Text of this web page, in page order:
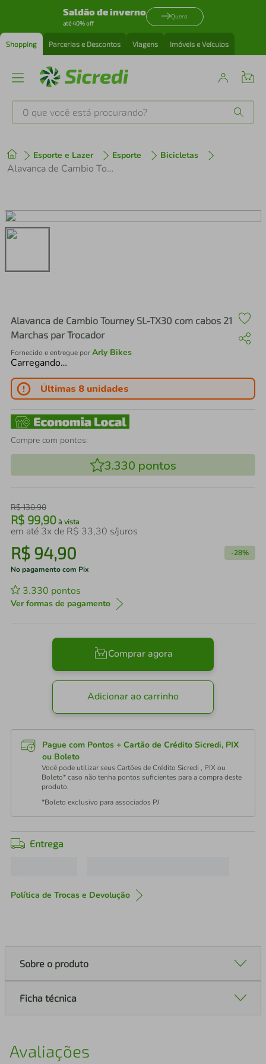
Saldão de inverno
até 40% off
Quero
Shopping Parcerias e Descontos Viagens Imóveis e Veículos
O que você está procurando?
Esporte e Lazer Esporte Bicicletas
Alavanca de Cambio Tourney SL-TX30 com cabos 21 Marchas par Trocador
Alavanca de Cambio Tourney SL-TX30 com cabos 21
Marchas par Trocador
Fornecido e entregue porArly Bikes
Carregando…
Últimas 8 unidades
Compre com pontos:
3.330 pontos
R$130,90
R$ 99,90 à vista
em até 3x de R$ 33,30 s/juros
R$ 94,90 -28%
No pagamento com Pix
3.330 pontos
Ver formas de pagamento
Comprar agora
Adicionar ao carrinho
Pague com Pontos + Cartão de Crédito Sicredi, PIX
ou Boleto
Você pode utilizar seus Cartões de Crédito Sicredi , PIX ou
Boleto* caso não tenha pontos suficientes para a compra deste
produto.
*Boleto exclusivo para associados PJ
Entrega
Política de Trocas e Devolução
Sobre o produto
Ficha técnica
Avaliações
1º tenis